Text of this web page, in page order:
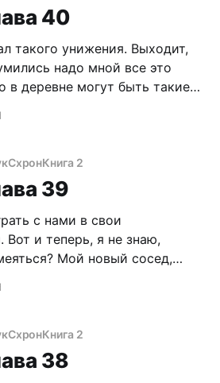
в
40
такого унижения. Выходит,
надо мной все это
в деревне могут быть такие
и не доверял Председателю,
А сейчас еще
СхронКнига 2
39
с нами в свои
и теперь, я не знаю,
Мой новый сосед,
щурясь в
грязной шапке модели
физиономией
СхронКнига 2
38